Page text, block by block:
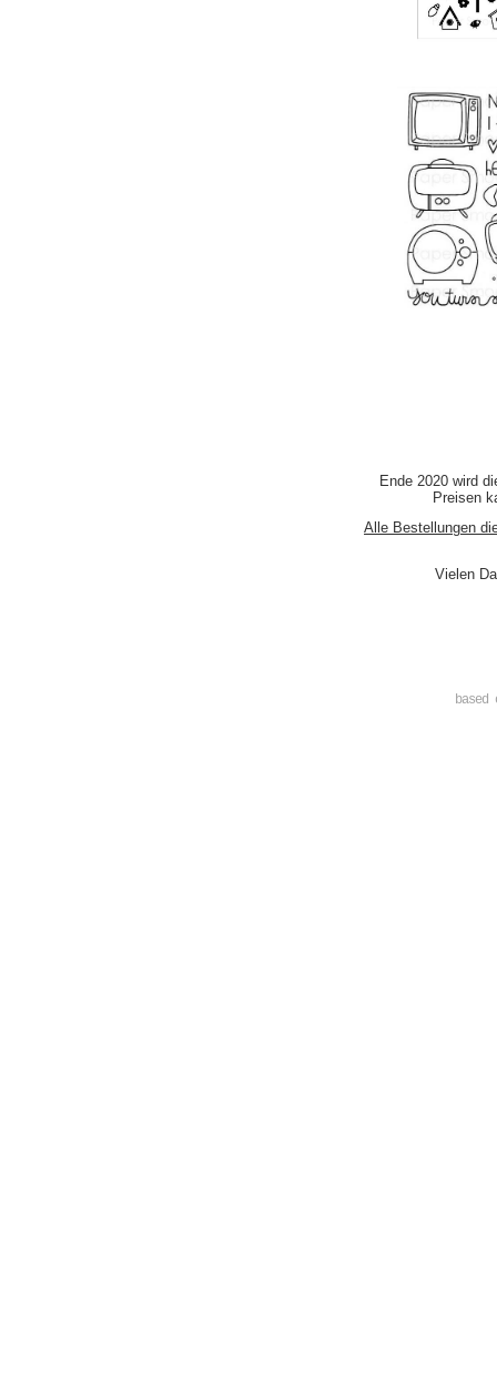
Ende 2020 wird
Preisen
Alle Bestellungen
Vielen